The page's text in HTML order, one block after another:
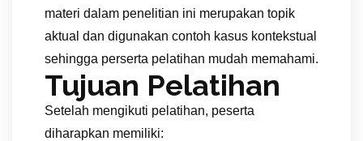
materi dalam penelitian ini merupakan topik
aktual dan digunakan contoh kasus kontekstual
sehingga perserta pelatihan mudah memahami.
Tujuan Pelatihan
Setelah mengikuti pelatihan, peserta
diharapkan memiliki: